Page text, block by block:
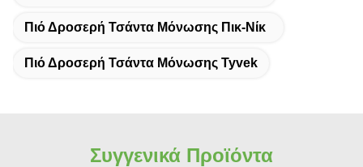
Πιό Δροσερή Τσάντα Μόνωσης Πικ-Νίκ
Πιό Δροσερή Τσάντα Μόνωσης Tyvek
Συγγενικά Προϊόντα